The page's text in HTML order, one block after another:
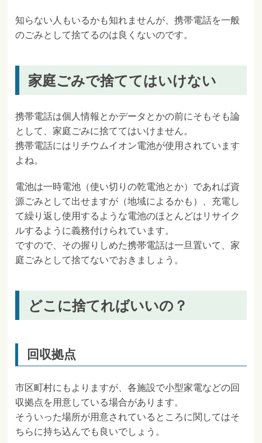
知らない人もいるかも知れませんが、携帯電話を一般
のごみとして捨てるのは良くないのです。
家庭ごみで捨ててはいけない
携帯電話は個人情報とかデータとかの前にそもそも論
として、家庭ごみに捨ててはいけません。
携帯電話にはリチウムイオン電池が使用されています
よね。
電池は一時電池（使い切りの乾電池とか）であれば資
源ごみとして出せますが（地域によるかも）、充電し
て繰り返し使用するような電池のほとんどはリサイク
ルするように義務付けられています。
ですので、その握りしめた携帯電話は一旦置いて、家
庭ごみとして捨てないでおきましょう。
どこに捨てればいいの？
回収拠点
市区町村にもよりますが、各施設で小型家電などの回
収拠点を用意している場合があります。
そういった場所が用意されているところに関してはそ
ちらに持ち込んでも良いでしょう。